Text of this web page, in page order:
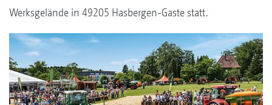
Werksgelände in 49205 Hasbergen-Gaste statt.